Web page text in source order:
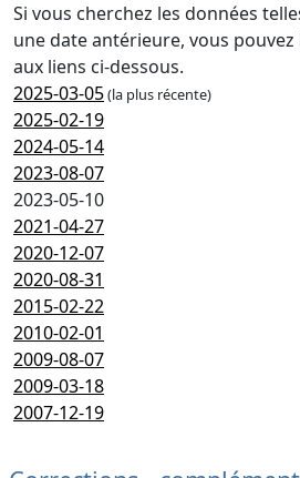
Si vous cherchez les données
une date antérieure, vous
aux liens ci-dessous.
2025-03-05(la plus récente)
2025-02-19
2024-05-14
2023-08-07
2023-05-10
2021-04-27
2020-12-07
2020-08-31
2015-02-22
2010-02-01
2009-08-07
2009-03-18
2007-12-19